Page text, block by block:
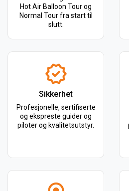
Hot Air Balloon Tour og
Normal Tour fra start til
slutt.
Sikkerhet
Profesjonelle, sertifiserte
og ekspreste guider og
piloter og kvalitetsutstyr.